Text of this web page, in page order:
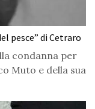
pesce” di Cetraro
condanna per
Muto e della sua